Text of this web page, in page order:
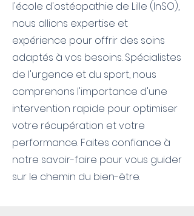
l'école d'ostéopathie de Lille (InSO),
nous allions expertise et
expérience pour offrir des soins
adaptés à vos besoins. Spécialistes
de l'urgence et du sport, nous
comprenons l'importance d'une
intervention rapide pour optimiser
votre récupération et votre
performance. Faites confiance à
notre savoir-faire pour vous guider
sur le chemin du bien-être.